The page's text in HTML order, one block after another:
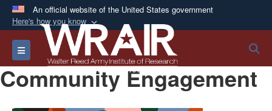
An official website of the United States government
Here's how you know
Official websites use .mil
A.milwebsite belongs to an official U.S.
Department of Defense organization in the United
States.
Toggle navigation
Community Engagement